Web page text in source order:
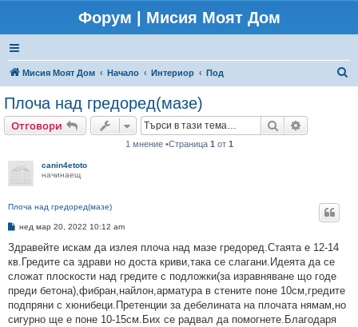
Форум | Мисия Моят Дом
Мисия Моят Дом Начало Интериор Под
Плоча над гредоред(мазе)
Отговори Търсене
1 мнение •Страница 1 от 1
canin4etoto
начинаещ
Плоча над гредоред(мазе)
М
е
н
и
е
нед мар 20, 2022 10:12 am
Здравейте искам да излея плоча над мазе гредоред.Стаята е 12-14
кв.Гредите са здрави но доста криви,така се слагани.Идеята да се
сложат плоскости над гредите с подложки(за изравняване що годе
преди бетона),фибран,найлон,арматура в стените поне 10см,гредите
подпряни с хюнибеци.Претенции за дебелината на плочата нямам,но
сигурно ще е поне 10-15см.Бих се радвал да помогнете.Благодаря